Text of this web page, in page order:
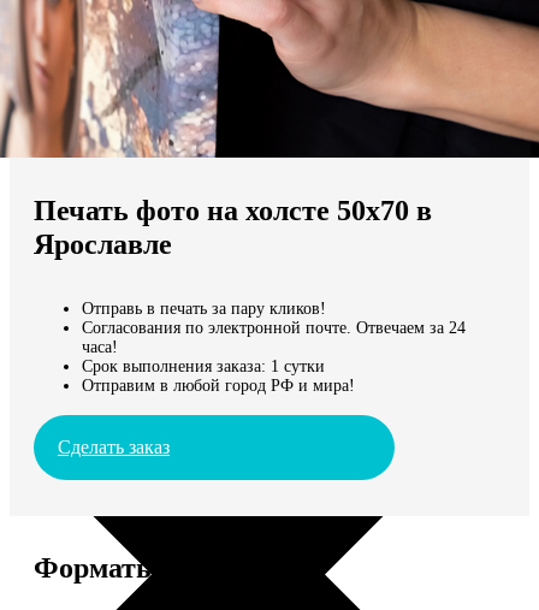
Мы доставляем по всему миру
Продолжить без города
Печать фото на холсте 50х70 в
Ярославле
Отправь в печать за пару кликов!
Согласования по электронной почте. Отвечаем за 24
часа!
Срок выполнения заказа: 1 сутки
Отправим в любой город РФ и мира!
Сделать заказ
Форматы и цены